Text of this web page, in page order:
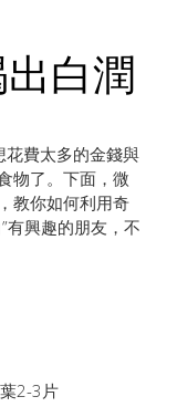
白潤
花費太多的金錢與
物了。下面，微
教你如何利用奇
有興趣的朋友，不
2-3片